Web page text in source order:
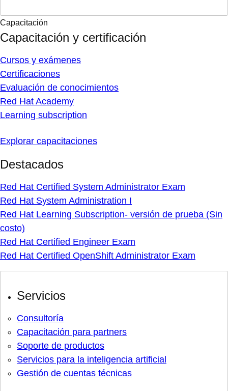
Capacitación
Capacitación y certificación
Cursos y exámenes
Certificaciones
Evaluación de conocimientos
Red Hat Academy
Learning subscription
Explorar capacitaciones
Destacados
Red Hat Certified System Administrator Exam
Red Hat System Administration I
Red Hat Learning Subscription- versión de prueba (Sin
costo)
Red Hat Certified Engineer Exam
Red Hat Certified OpenShift Administrator Exam
Servicios
Consultoría
Capacitación para partners
Soporte de productos
Servicios para la inteligencia artificial
Gestión de cuentas técnicas